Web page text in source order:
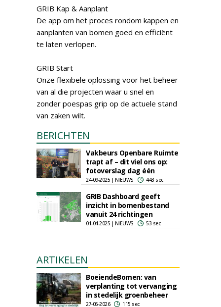
GRIB Kap & Aanplant
De app om het proces rondom kappen en
aanplanten van bomen goed en efficiënt
te laten verlopen.
GRIB Start
Onze flexibele oplossing voor het beheer
van al die projecten waar u snel en
zonder poespas grip op de actuele stand
van zaken wilt.
BERICHTEN
Vakbeurs Openbare Ruimte
trapt af – dit viel ons op:
fotoverslag dag één
24-09-2025 | NIEUWS 443 sec
GRIB Dashboard geeft
inzicht in bomenbestand
vanuit 24 richtingen
01-04-2025 | NIEUWS 53 sec
ARTIKELEN
BoeiendeBomen: van
verplanting tot vervanging
in stedelijk groenbeheer
27-05-2026 115 sec